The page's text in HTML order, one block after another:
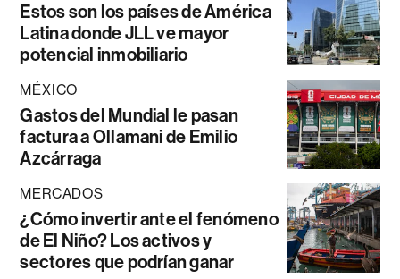
Estos son los países de América
Latina donde JLL ve mayor
potencial inmobiliario
MÉXICO
Gastos del Mundial le pasan
factura a Ollamani de Emilio
Azcárraga
MERCADOS
¿Cómo invertir ante el fenómeno
de El Niño? Los activos y
sectores que podrían ganar